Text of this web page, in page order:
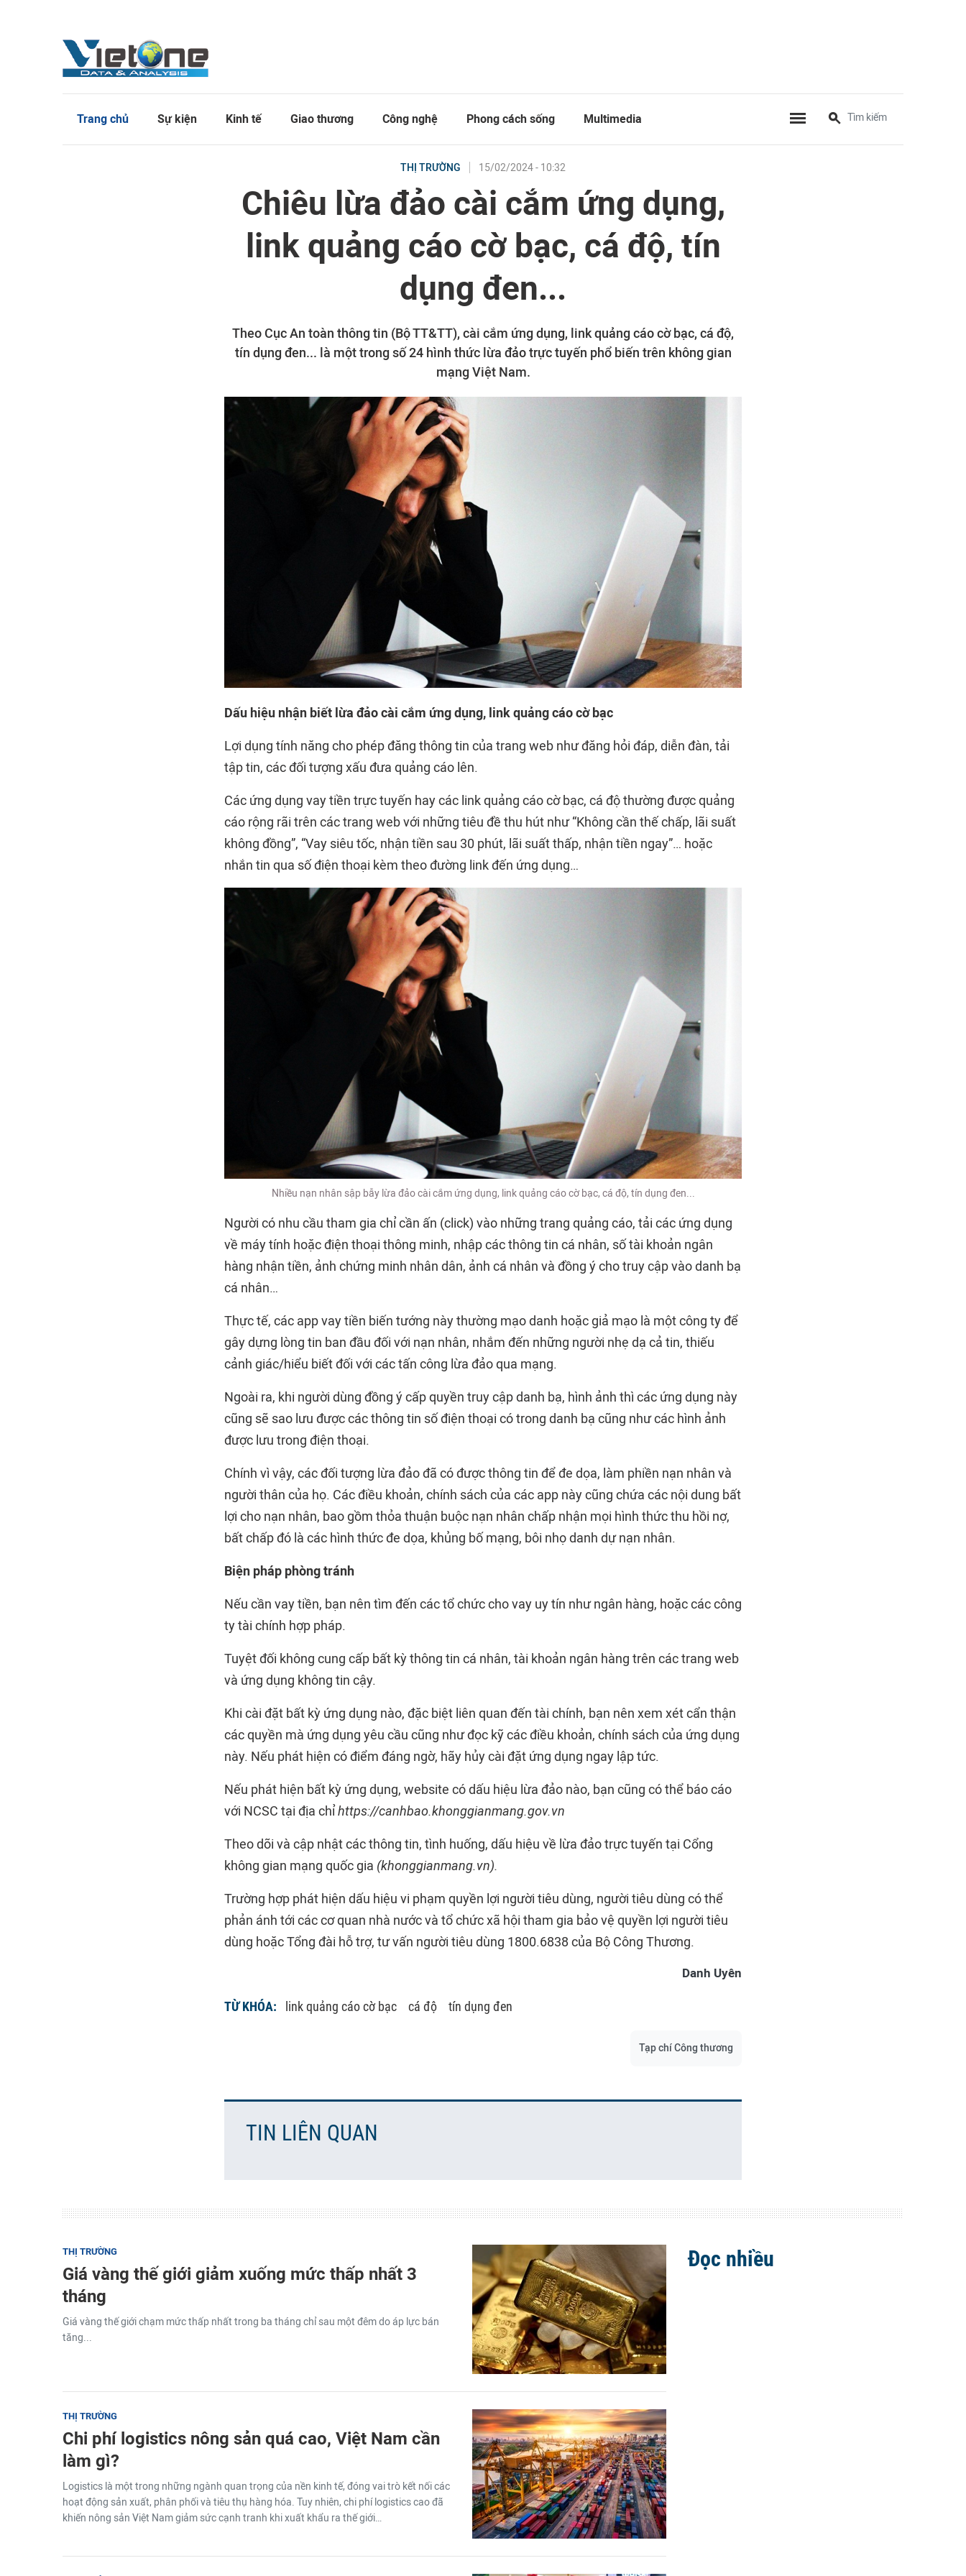
Trang chủ Sự kiện Kinh tế Giao thương Công nghệ Phong cách sống Multimedia
THỊ TRƯỜNG 15/02/2024 - 10:32
Chiêu lừa đảo cài cắm ứng dụng,
link quảng cáo cờ bạc, cá độ, tín
dụng đen...
Theo Cục An toàn thông tin (Bộ TT&TT), cài cắm ứng dụng, link quảng cáo cờ bạc, cá độ,
tín dụng đen... là một trong số 24 hình thức lừa đảo trực tuyến phổ biến trên không gian
mạng Việt Nam.
Dấu hiệu nhận biết lừa đảo cài cắm ứng dụng, link quảng cáo cờ bạc
Lợi dụng tính năng cho phép đăng thông tin của trang web như đăng hỏi đáp, diễn đàn, tải
tập tin, các đối tượng xấu đưa quảng cáo lên.
Các ứng dụng vay tiền trực tuyến hay các link quảng cáo cờ bạc, cá độ thường được quảng
cáo rộng rãi trên các trang web với những tiêu đề thu hút như “Không cần thế chấp, lãi suất
không đồng”, “Vay siêu tốc, nhận tiền sau 30 phút, lãi suất thấp, nhận tiền ngay”… hoặc
nhắn tin qua số điện thoại kèm theo đường link đến ứng dụng…
Nhiều nạn nhân sập bẫy lừa đảo cài cắm ứng dụng, link quảng cáo cờ bạc, cá độ, tín dụng đen...
Người có nhu cầu tham gia chỉ cần ấn (click) vào những trang quảng cáo, tải các ứng dụng
về máy tính hoặc điện thoại thông minh, nhập các thông tin cá nhân, số tài khoản ngân
hàng nhận tiền, ảnh chứng minh nhân dân, ảnh cá nhân và đồng ý cho truy cập vào danh bạ
cá nhân…
Thực tế, các app vay tiền biến tướng này thường mạo danh hoặc giả mạo là một công ty để
gây dựng lòng tin ban đầu đối với nạn nhân, nhắm đến những người nhẹ dạ cả tin, thiếu
cảnh giác/hiểu biết đối với các tấn công lừa đảo qua mạng.
Ngoài ra, khi người dùng đồng ý cấp quyền truy cập danh bạ, hình ảnh thì các ứng dụng này
cũng sẽ sao lưu được các thông tin số điện thoại có trong danh bạ cũng như các hình ảnh
được lưu trong điện thoại.
Chính vì vậy, các đối tượng lừa đảo đã có được thông tin để đe dọa, làm phiền nạn nhân và
người thân của họ. Các điều khoản, chính sách của các app này cũng chứa các nội dung bất
lợi cho nạn nhân, bao gồm thỏa thuận buộc nạn nhân chấp nhận mọi hình thức thu hồi nợ,
bất chấp đó là các hình thức đe dọa, khủng bố mạng, bôi nhọ danh dự nạn nhân.
Biện pháp phòng tránh
Nếu cần vay tiền, bạn nên tìm đến các tổ chức cho vay uy tín như ngân hàng, hoặc các công
ty tài chính hợp pháp.
Tuyệt đối không cung cấp bất kỳ thông tin cá nhân, tài khoản ngân hàng trên các trang web
và ứng dụng không tin cậy.
Khi cài đặt bất kỳ ứng dụng nào, đặc biệt liên quan đến tài chính, bạn nên xem xét cẩn thận
các quyền mà ứng dụng yêu cầu cũng như đọc kỹ các điều khoản, chính sách của ứng dụng
này. Nếu phát hiện có điểm đáng ngờ, hãy hủy cài đặt ứng dụng ngay lập tức.
Nếu phát hiện bất kỳ ứng dụng, website có dấu hiệu lừa đảo nào, bạn cũng có thể báo cáo
với NCSC tại địa chỉhttps://canhbao.khonggianmang.gov.vn
Theo dõi và cập nhật các thông tin, tình huống, dấu hiệu về lừa đảo trực tuyến tại Cổng
không gian mạng quốc gia (khonggianmang.vn).
Trường hợp phát hiện dấu hiệu vi phạm quyền lợi người tiêu dùng, người tiêu dùng có thể
phản ánh tới các cơ quan nhà nước và tổ chức xã hội tham gia bảo vệ quyền lợi người tiêu
dùng hoặc Tổng đài hỗ trợ, tư vấn người tiêu dùng 1800.6838 của Bộ Công Thương.
Danh Uyên
TỪ KHÓA: link quảng cáo cờ bạc cá độ tín dụng đen
Tạp chí Công thương
TIN LIÊN QUAN
THỊ TRƯỜNG
Giá vàng thế giới giảm xuống mức thấp nhất 3
tháng
Giá vàng thế giới chạm mức thấp nhất trong ba tháng chỉ sau một đêm do áp lực bán
tăng...
THỊ TRƯỜNG
Chi phí logistics nông sản quá cao, Việt Nam cần
làm gì?
Logistics là một trong những ngành quan trọng của nền kinh tế, đóng vai trò kết nối các
hoạt động sản xuất, phân phối và tiêu thụ hàng hóa. Tuy nhiên, chi phí logistics cao đã
khiến nông sản Việt Nam giảm sức cạnh tranh khi xuất khẩu ra thế giới…
Đọc nhiều